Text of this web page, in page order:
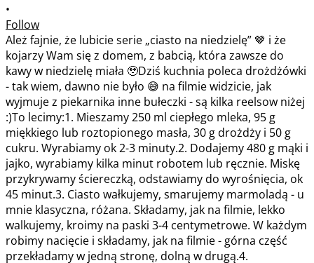
•
Follow
Ależ fajnie, że lubicie serie „ciasto na niedzielę” 🤎 i że
kojarzy Wam się z domem, z babcią, która zawsze do
kawy w niedzielę miała 🥹Dziś kuchnia poleca drożdżówki
- tak wiem, dawno nie było 😅 na filmie widzicie, jak
wyjmuje z piekarnika inne bułeczki - są kilka reelsow niżej
:)To lecimy:1. Mieszamy 250 ml ciepłego mleka, 95 g
miękkiego lub roztopionego masła, 30 g drożdży i 50 g
cukru. Wyrabiamy ok 2-3 minuty.2. Dodajemy 480 g mąki i
jajko, wyrabiamy kilka minut robotem lub ręcznie. Miskę
przykrywamy ściereczką, odstawiamy do wyrośnięcia, ok
45 minut.3. Ciasto wałkujemy, smarujemy marmoladą - u
mnie klasyczna, różana. Składamy, jak na filmie, lekko
walkujemy, kroimy na paski 3-4 centymetrowe. W każdym
robimy nacięcie i składamy, jak na filmie - górna część
przekładamy w jedną stronę, dolną w drugą.4.